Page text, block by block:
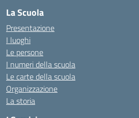
La Scuola
Presentazione
I luoghi
Le persone
I numeri della scuola
Le carte della scuola
Organizzazione
La storia